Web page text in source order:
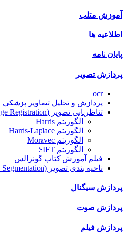
آموزش متلب
اطلاعیه ها
پایان نامه
پردازش تصویر
ocr
پردازش و تحلیل تصاویر پزشکی
تناظریابی تصویر (Image Registration)
الگوریتم Harris
الگوریتم Harris-Laplace
الگوریتم Moravec
الگوریتم SIFT
فیلم آموزش کتاب گونزالس
ناحیه بندی تصویر (Image Segmentation)
پردازش سیگنال
پردازش صوت
پردازش فیلم